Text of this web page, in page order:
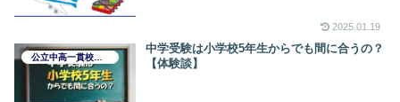
2025.01.19
中学受験は小学校5年生からでも間に合うの？
【体験談】